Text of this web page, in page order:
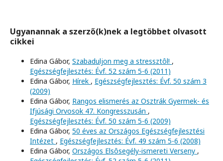
Ugyanannak a szerző(k)nek a legtöbbet olvasott
cikkei
Edina Gábor, Szabaduljon meg a stressztôl! ,
Egészségfejlesztés: Évf. 52 szám 5-6 (2011)
Edina Gábor, Hírek , Egészségfejlesztés: Évf. 50 szám 3
(2009)
Edina Gábor, Rangos elismerés az Osztrák Gyermek- és
Ifjúsági Orvosok 47. Kongresszusán ,
Egészségfejlesztés: Évf. 50 szám 5-6 (2009)
Edina Gábor, 50 éves az Országos Egészségfejlesztési
Intézet , Egészségfejlesztés: Évf. 49 szám 5-6 (2008)
Edina Gábor, Országos Elsôsegély-ismereti Verseny ,